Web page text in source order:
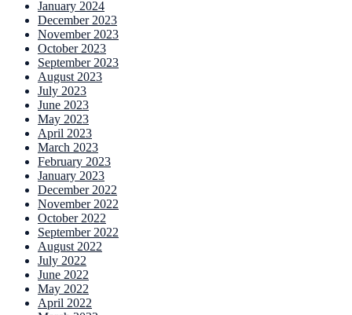
January 2024
December 2023
November 2023
October 2023
September 2023
August 2023
July 2023
June 2023
May 2023
April 2023
March 2023
February 2023
January 2023
December 2022
November 2022
October 2022
September 2022
August 2022
July 2022
June 2022
May 2022
April 2022